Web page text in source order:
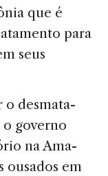
que é
para
seus
o desmata­
governo
na Ama­
ousados em